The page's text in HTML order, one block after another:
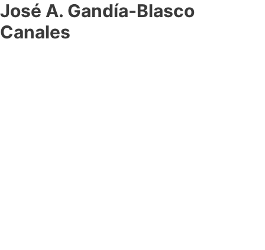
José A. Gandía-Blasco
Canales